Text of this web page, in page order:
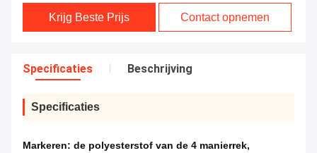
Krijg Beste Prijs Contact opnemen
Specificaties Beschrijving
Specificaties
Markeren: de polyesterstof van de 4 manierrek,